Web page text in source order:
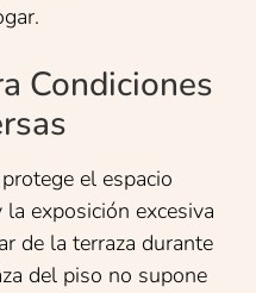
Condiciones
el espacio
exposición excesiva
de la terraza durante
del piso no supone